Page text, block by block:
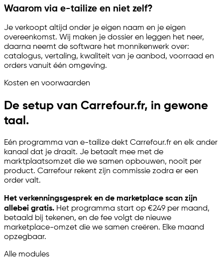
Waarom via e-tailize en niet zelf?
Je verkoopt altijd onder je eigen naam en je eigen
overeenkomst. Wij maken je dossier en leggen het neer,
daarna neemt de software het monnikenwerk over:
catalogus, vertaling, kwaliteit van je aanbod, voorraad en
orders vanuit één omgeving.
Kosten en voorwaarden
De setup van Carrefour.fr, in gewone
taal.
Eén programma van e-tailize dekt Carrefour.fr en elk ander
kanaal dat je draait. Je betaalt mee met de
marktplaatsomzet die we samen opbouwen, nooit per
product. Carrefour rekent zijn commissie zodra er een
order valt.
Het verkenningsgesprek en de marketplace scan zijn
allebei gratis. Het programma start op €249 per maand,
betaald bij tekenen, en de fee volgt de nieuwe
marketplace-omzet die we samen creëren. Elke maand
opzegbaar.
Alle modules